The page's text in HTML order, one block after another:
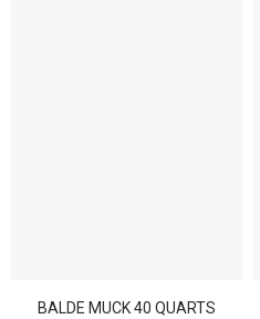
BALDE MUCK 40 QUARTS